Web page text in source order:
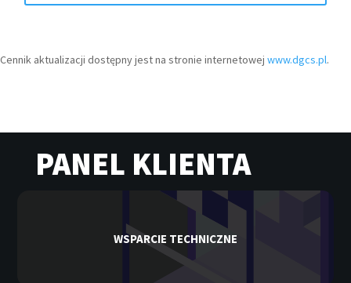
Cennik aktualizacji dostępny jest na stronie internetowej www.dgcs.pl.
PANEL KLIENTA
WSPARCIE TECHNICZNE